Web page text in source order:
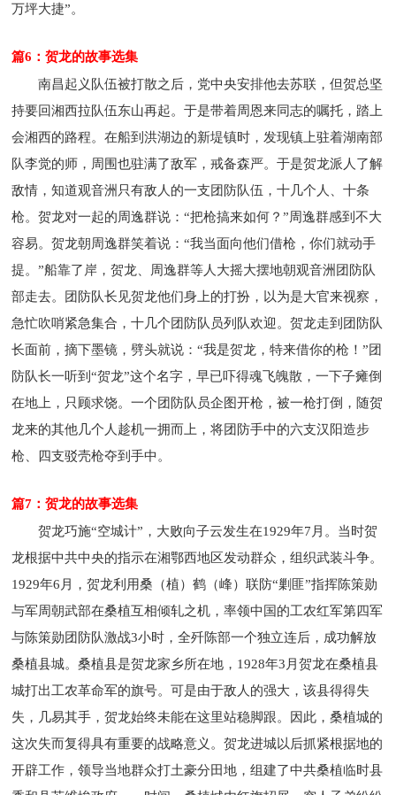
万坪大捷”。
篇6：贺龙的故事选集
南昌起义队伍被打散之后，党中央安排他去苏联，但贺总坚
持要回湘西拉队伍东山再起。于是带着周恩来同志的嘱托，踏上
会湘西的路程。在船到洪湖边的新堤镇时，发现镇上驻着湖南部
队李觉的师，周围也驻满了敌军，戒备森严。于是贺龙派人了解
敌情，知道观音洲只有敌人的一支团防队伍，十几个人、十条
枪。贺龙对一起的周逸群说：“把枪搞来如何？”周逸群感到不大
容易。贺龙朝周逸群笑着说：“我当面向他们借枪，你们就动手
提。”船靠了岸，贺龙、周逸群等人大摇大摆地朝观音洲团防队
部走去。团防队长见贺龙他们身上的打扮，以为是大官来视察，
急忙吹哨紧急集合，十几个团防队员列队欢迎。贺龙走到团防队
长面前，摘下墨镜，劈头就说：“我是贺龙，特来借你的枪！”团
防队长一听到“贺龙”这个名字，早已吓得魂飞魄散，一下子瘫倒
在地上，只顾求饶。一个团防队员企图开枪，被一枪打倒，随贺
龙来的其他几个人趁机一拥而上，将团防手中的六支汉阳造步
枪、四支驳壳枪夺到手中。
篇7：贺龙的故事选集
贺龙巧施“空城计”，大败向子云发生在1929年7月。当时贺
龙根据中共中央的指示在湘鄂西地区发动群众，组织武装斗争。
1929年6月，贺龙利用桑（植）鹤（峰）联防“剿匪”指挥陈策勋
与军周朝武部在桑植互相倾轧之机，率领中国的工农红军第四军
与陈策勋团防队激战3小时，全歼陈部一个独立连后，成功解放
桑植县城。桑植县是贺龙家乡所在地，1928年3月贺龙在桑植县
城打出工农革命军的旗号。可是由于敌人的强大，该县得得失
失，几易其手，贺龙始终未能在这里站稳脚跟。因此，桑植城的
这次失而复得具有重要的战略意义。贺龙进城以后抓紧根据地的
开辟工作，领导当地群众打土豪分田地，组建了中共桑植临时县